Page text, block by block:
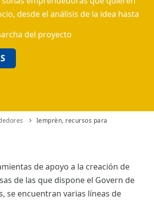
desde el análisis de la idea hasta
del proyecto
Iemprèn, recursos para
de apoyo a la creación de
de las que dispone el Govern de
se encuentran varias líneas de